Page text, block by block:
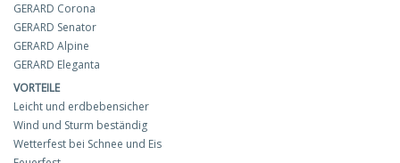
GERARD Corona
GERARD Senator
GERARD Alpine
GERARD Eleganta
VORTEILE
Leicht und erdbebensicher
Wind und Sturm beständig
Wetterfest bei Schnee und Eis